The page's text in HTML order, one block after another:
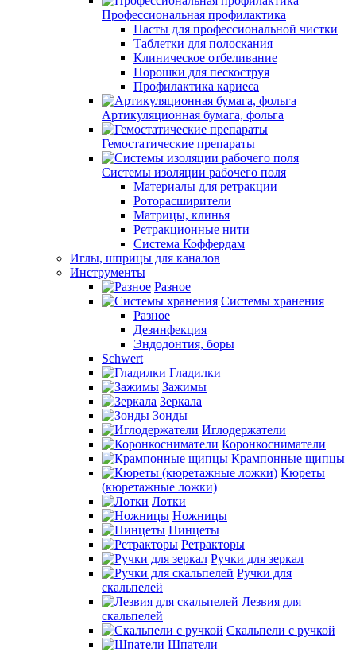
Профессиональная профилактика
Пасты для профессиональной чистки
Таблетки для полоскания
Клиническое отбеливание
Порошки для пескоструя
Профилактика кариеса
Артикуляционная бумага, фольга
Гемостатические препараты
Системы изоляции рабочего поля
Материалы для ретракции
Роторасширители
Матрицы, клинья
Ретракционные нити
Система Коффердам
Иглы, шприцы для каналов
Инструменты
Разное
Системы хранения
Разное
Дезинфекция
Эндодонтия, боры
Schwert
Гладилки
Зажимы
Зеркала
Зонды
Иглодержатели
Коронкосниматели
Крампонные щипцы
Кюреты
(кюретажные ложки)
Лотки
Ножницы
Пинцеты
Ретракторы
Ручки для зеркал
Ручки для
скальпелей
Лезвия для
скальпелей
Скальпели с ручкой
Шпатели